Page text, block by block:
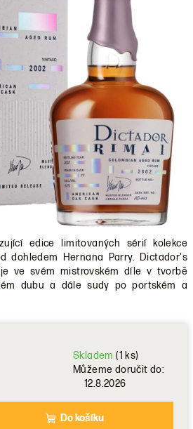
edice limitovaných sérií kolekce
dohledem Hernana Parry. Dictador's
ve svém mistrovském díle v tvorbě
dubu a dále sudy po portském a
Skladem(1 ks)
Můžeme doručit do:
12.8.2026
Do košíku